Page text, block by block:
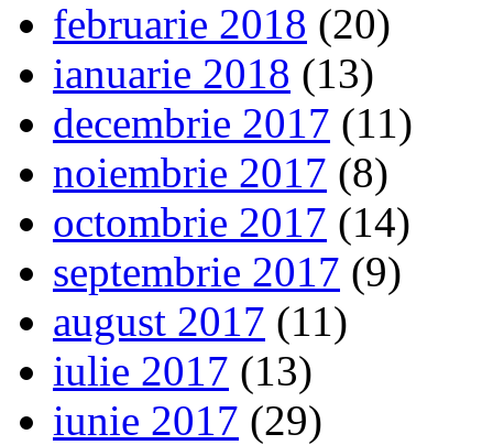
februarie 2018 (20)
ianuarie 2018 (13)
decembrie 2017 (11)
noiembrie 2017 (8)
octombrie 2017 (14)
septembrie 2017 (9)
august 2017 (11)
iulie 2017 (13)
iunie 2017 (29)